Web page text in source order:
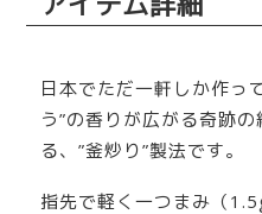
日本でただ一軒しか作っ
う”の香りが広がる奇跡
る、”釜炒り”製法です。
指先で軽く一つまみ（